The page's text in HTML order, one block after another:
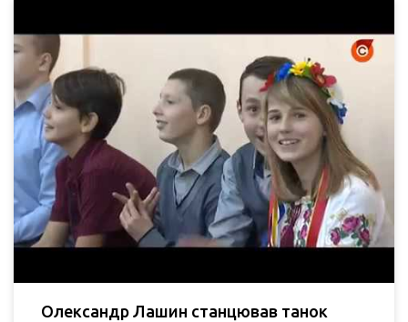
Олександр Лашин станцював танок